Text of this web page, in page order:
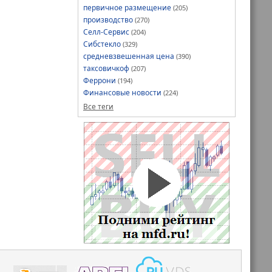
первичное размещение (205)
производство (270)
Селл-Сервис (204)
Сибстекло (329)
средневзвешенная цена (390)
таксовичкоф (207)
Феррони (194)
Финансовые новости (224)
Все теги